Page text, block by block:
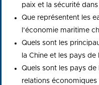
paix et la sécurité
Que représentent les
l’économie maritime
Quels sont les
la Chine et les pays de
Quels sont les pays de
relations